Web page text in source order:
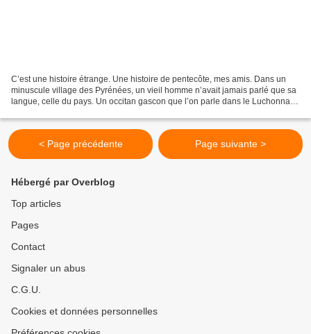
C’est une histoire étrange. Une histoire de pentecôte, mes amis. Dans un
minuscule village des Pyrénées, un vieil homme n’avait jamais parlé que sa
langue, celle du pays. Un occitan gascon que l’on parle dans le Luchonnais.
< Page précédente Page suivante >
Hébergé par Overblog
Top articles
Pages
Contact
Signaler un abus
C.G.U.
Cookies et données personnelles